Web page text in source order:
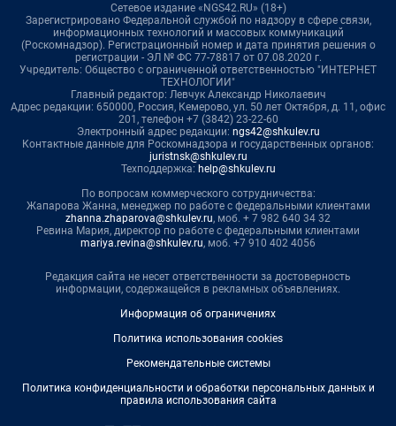
Сетевое издание «NGS42.RU» (18+)
Зарегистрировано Федеральной службой по надзору в сфере связи,
информационных технологий и массовых коммуникаций
(Роскомнадзор). Регистрационный номер и дата принятия решения о
регистрации - ЭЛ № ФС 77-78817 от 07.08.2020 г.
Учредитель: Общество с ограниченной ответственностью "ИНТЕРНЕТ
ТЕХНОЛОГИИ"
Главный редактор: Левчук Александр Николаевич
Адрес редакции: 650000, Россия, Кемерово, ул. 50 лет Октября, д. 11, офис
201, телефон +7 (3842) 23-22-60
Электронный адрес редакции: ngs42@shkulev.ru
Контактные данные для Роскомнадзора и государственных органов:
juristnsk@shkulev.ru
Техподдержка: help@shkulev.ru
По вопросам коммерческого сотрудничества:
Жапарова Жанна, менеджер по работе с федеральными клиентами
zhanna.zhaparova@shkulev.ru, моб. + 7 982 640 34 32
Ревина Мария, директор по работе с федеральными клиентами
mariya.revina@shkulev.ru, моб. +7 910 402 4056
Редакция сайта не несет ответственности за достоверность
информации, содержащейся в рекламных объявлениях.
Информация об ограничениях
Политика использования cookies
Рекомендательные системы
Политика конфиденциальности и обработки персональных данных и
правила использования сайта